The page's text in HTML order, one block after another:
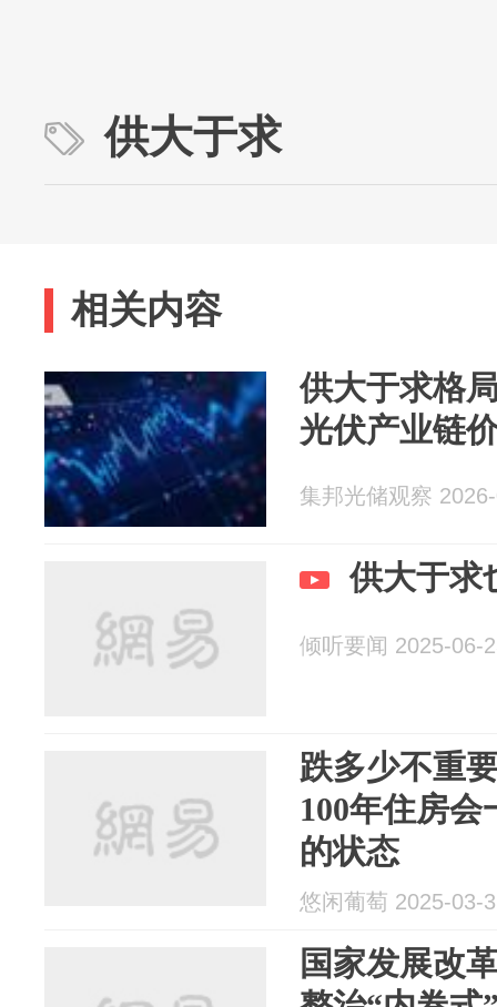
供大于求
相关内容
供大于求格
光伏产业链
集邦光储观察
供大于求
倾听要闻 2025-06-
跌多少不重
100年住房
的状态
悠闲葡萄 2025-03-
国家发展改